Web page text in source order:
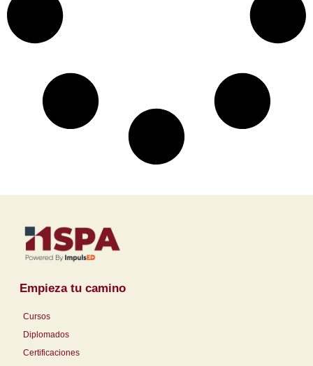
Empieza tu camino
Cursos
Diplomados
Certificaciones